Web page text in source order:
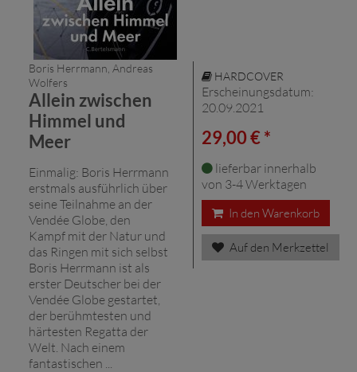
Boris Herrmann, Andreas
Wolfers
Allein zwischen
Himmel und
Meer
Einmalig: Boris Herrmann
erstmals ausführlich über
seine Teilnahme an der
Vendée Globe, den
Kampf mit der Natur und
das Ringen mit sich selbst
Boris Herrmann ist als
erster Deutscher bei der
Vendée Globe gestartet,
der berühmtesten und
härtesten Regatta der
Welt. Nach einem
fantastischen ...
HARDCOVER
Erscheinungsdatum:
20.09.2021
29,00 € *
lieferbar innerhalb
von 3-4 Werktagen
In den Warenkorb
Auf den Merkzettel